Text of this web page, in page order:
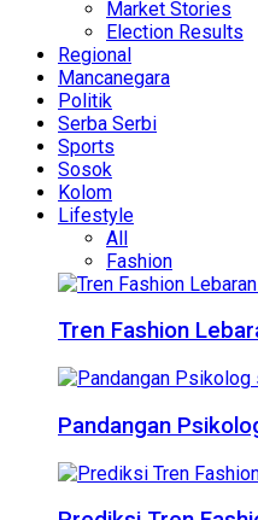
Market Stories
Election Results
Regional
Mancanegara
Politik
Serba Serbi
Sports
Sosok
Kolom
Lifestyle
All
Fashion
Tren Fashion
Pandangan